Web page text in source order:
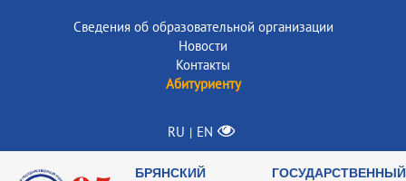
Сведения об образовательной организации
Новости
Контакты
Абитуриенту
RU | EN
БРЯНСКИЙ ГОСУДАРСТВЕННЫЙ